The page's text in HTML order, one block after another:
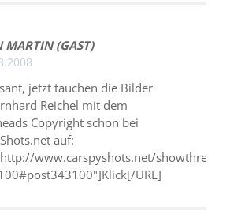
MARTIN (GAST)
jetzt tauchen die Bilder
Reichel mit dem
Copyright schon bei
auf:
www.carspyshots.net/
URL]